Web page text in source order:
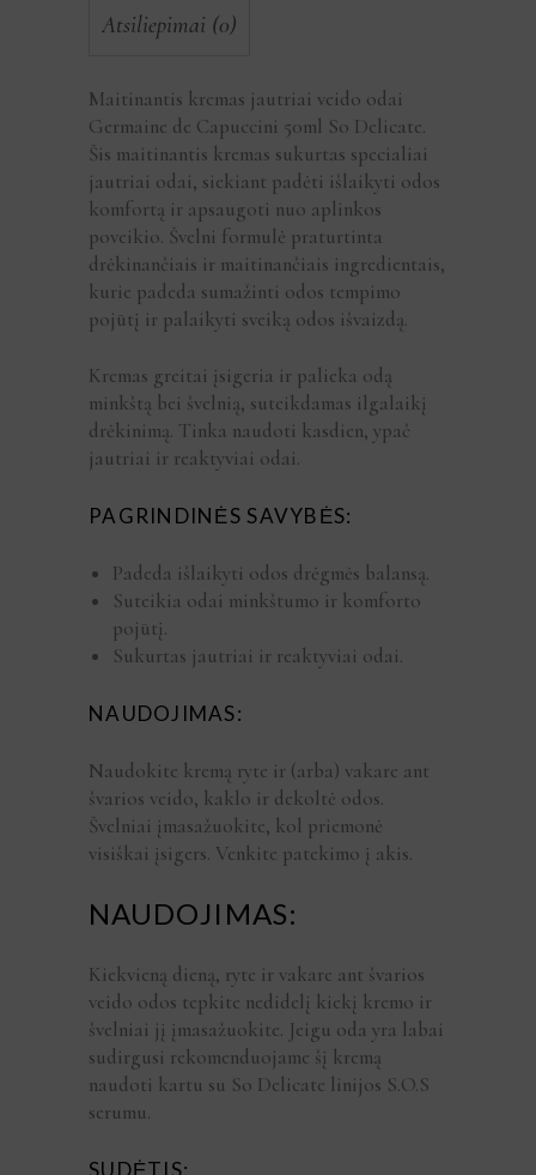
Atsiliepimai (0)
Maitinantis kremas jautriai veido odai
Germaine de Capuccini 50ml So Delicate.
Šis maitinantis kremas sukurtas specialiai
jautriai odai, siekiant padėti išlaikyti odos
komfortą ir apsaugoti nuo aplinkos
poveikio. Švelni formulė praturtinta
drėkinančiais ir maitinančiais ingredientais,
kurie padeda sumažinti odos tempimo
pojūtį ir palaikyti sveiką odos išvaizdą.
Kremas greitai įsigeria ir palieka odą
minkštą bei švelnią, suteikdamas ilgalaikį
drėkinimą. Tinka naudoti kasdien, ypač
jautriai ir reaktyviai odai.
PAGRINDINĖS SAVYBĖS:
Padeda išlaikyti odos drėgmės balansą.
Suteikia odai minkštumo ir komforto
pojūtį.
Sukurtas jautriai ir reaktyviai odai.
NAUDOJIMAS:
Naudokite kremą ryte ir (arba) vakare ant
švarios veido, kaklo ir dekoltė odos.
Švelniai įmasažuokite, kol priemonė
visiškai įsigers. Venkite patekimo į akis.
NAUDOJIMAS:
Kiekvieną dieną, ryte ir vakare ant švarios
veido odos tepkite nedidelį kiekį kremo ir
švelniai jį įmasažuokite. Jeigu oda yra labai
sudirgusi rekomenduojame šį kremą
naudoti kartu su So Delicate linijos S.O.S
serumu.
SUDĖTIS: